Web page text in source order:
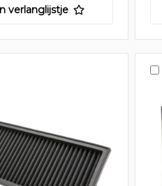
verlanglijstje